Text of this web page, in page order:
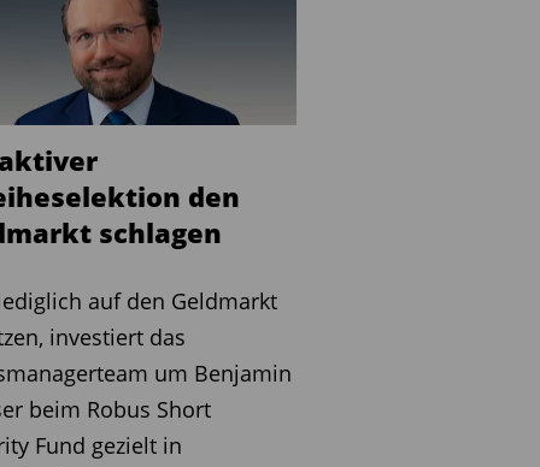
den
schlagen
auf den Geldmarkt
investiert das
um Benjamin
beim Robus Short
Fund gezielt in